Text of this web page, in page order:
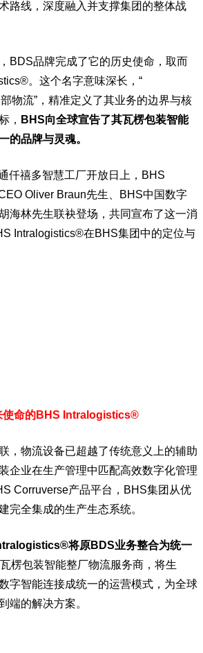
路线，深度融入并支撑集团的整体战
BDS品牌完成了它的历史使命，取而
。这个名字意味深长，“
部物流”，精准定义了其业务的边界与核
， BHS向全球宣告了其瓦楞包装智能
的品牌与灵魂。
仟禧多智慧工厂开放日上，BHS
Oliver Braun先生、BHS中国数字
海林先生联袂登场，共同宣布了这一消
Intralogistics®在BHS集团中的定位与
使命的BHS Intralogistics®
，物流设备已超越了传统意义上的辅助
企业在生产管理中匹配高效数字化管理
Corruverse产品平台，BHS集团从优
完全集成的生产生态系统。
将原BDS业务整合为统一
楞包装智能整厂物流服务商，将生
字智能连接成统一的运营模式，为全球
端的解决方案。